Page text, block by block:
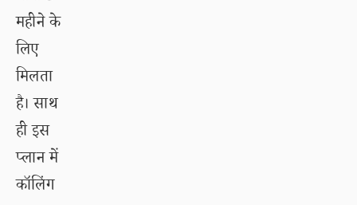
महीने के
लिए
मिलता
है। साथ
ही इस
प्लान में
कॉलिंग